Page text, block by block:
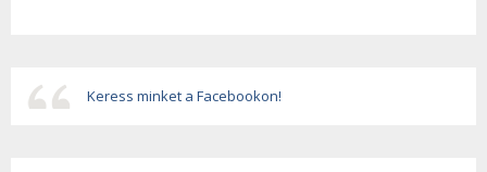
Keress minket a Facebookon!